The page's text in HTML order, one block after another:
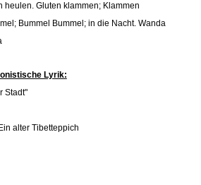
heulen. Gluten klammen; Klammen
Bummel Bummel; in die Nacht. Wanda
Lyrik:
Stadt"
alter Tibetteppich